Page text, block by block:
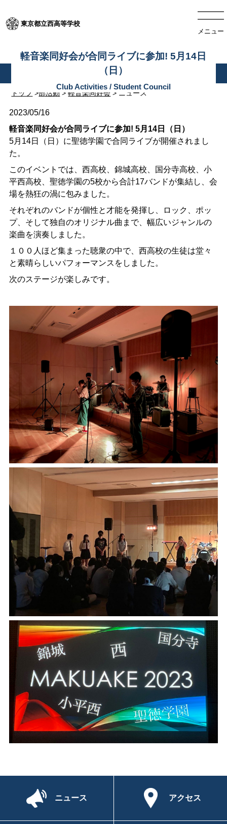
東京都立西高等学校
メニュー
トップ >部活動 >軽音楽同好会 > ニュース
軽音楽同好会が合同ライブに参加! 5月14日
（日）
2023/05/16
軽音楽同好会が合同ライブに参加! 5月14日（日）
5月14日（日）に聖徳学園で合同ライブが開催されまし
た。
このイベントでは、西高校、錦城高校、国分寺高校、小
平西高校、聖徳学園の5校から合計17バンドが集結し、会
場を熱狂の渦に包みました。
それぞれのバンドが個性と才能を発揮し、ロック、ポッ
プ、そして独自のオリジナル曲まで、幅広いジャンルの
楽曲を演奏しました。
１００人ほど集まった聴衆の中で、西高校の生徒は堂々
と素晴らしいパフォーマンスをしました。
次のステージが楽しみです。
ニュース アクセス